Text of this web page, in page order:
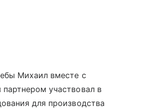
Михаил вместе с
участвовал в
для производства